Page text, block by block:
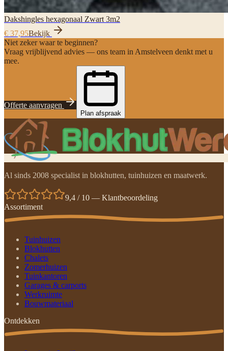
Dakshingles hexagonaal Zwart 3m2
€ 37,95Bekijk
Niet zeker waar te beginnen?
Vraag vrijblijvend advies — ons team in Amstelveen denkt met u
mee.
Offerte aanvragen
Plan afspraak
Al sinds 2008 specialist in blokhutten, tuinhuizen en maatwerk.
9,4 / 10 — Klantbeoordeling
Assortiment
Tuinhuizen
Blokhutten
Chalets
Zomerhuizen
Tuinkantoren
Garages & carports
Werkruimte
Bouwmateriaal
Ontdekken